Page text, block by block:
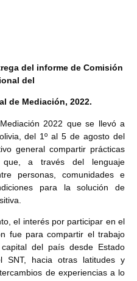
del informe de Comisión
del
de Mediación, 2022.
2022 que se llevó a
del 1º al 5 de agosto del
general compartir prácticas
a través del lenguaje
personas, comunidades e
para la solución de
el interés por participar en el
fue para compartir el trabajo
del país desde Estado
SNT, hacia otras latitudes y
de experiencias a lo